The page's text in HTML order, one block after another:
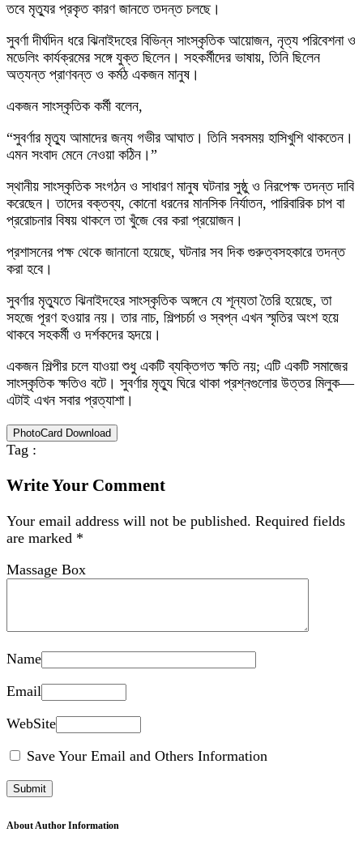
তবে মৃত্যুর প্রকৃত কারণ জানতে তদন্ত চলছে।
সুবর্ণা দীর্ঘদিন ধরে ঝিনাইদহের বিভিন্ন সাংস্কৃতিক আয়োজন, নৃত্য পরিবেশনা ও
মডেলিং কার্যক্রমের সঙ্গে যুক্ত ছিলেন। সহকর্মীদের ভাষায়, তিনি ছিলেন
অত্যন্ত প্রাণবন্ত ও কর্মঠ একজন মানুষ।
একজন সাংস্কৃতিক কর্মী বলেন,
“সুবর্ণার মৃত্যু আমাদের জন্য গভীর আঘাত। তিনি সবসময় হাসিখুশি থাকতেন।
এমন সংবাদ মেনে নেওয়া কঠিন।”
স্থানীয় সাংস্কৃতিক সংগঠন ও সাধারণ মানুষ ঘটনার সুষ্ঠু ও নিরপেক্ষ তদন্ত দাবি
করেছেন। তাদের বক্তব্য, কোনো ধরনের মানসিক নির্যাতন, পারিবারিক চাপ বা
প্ররোচনার বিষয় থাকলে তা খুঁজে বের করা প্রয়োজন।
প্রশাসনের পক্ষ থেকে জানানো হয়েছে, ঘটনার সব দিক গুরুত্বসহকারে তদন্ত
করা হবে।
সুবর্ণার মৃত্যুতে ঝিনাইদহের সাংস্কৃতিক অঙ্গনে যে শূন্যতা তৈরি হয়েছে, তা
সহজে পূরণ হওয়ার নয়। তার নাচ, শিল্পচর্চা ও স্বপ্ন এখন স্মৃতির অংশ হয়ে
থাকবে সহকর্মী ও দর্শকদের হৃদয়ে।
একজন শিল্পীর চলে যাওয়া শুধু একটি ব্যক্তিগত ক্ষতি নয়; এটি একটি সমাজের
সাংস্কৃতিক ক্ষতিও বটে। সুবর্ণার মৃত্যু ঘিরে থাকা প্রশ্নগুলোর উত্তর মিলুক—
এটাই এখন সবার প্রত্যাশা।
PhotoCard Download
Tag :
Write Your Comment
Your email address will not be published. Required fields
are marked *
Massage Box
Name
Email
WebSite
Save Your Email and Others Information
About Author Information